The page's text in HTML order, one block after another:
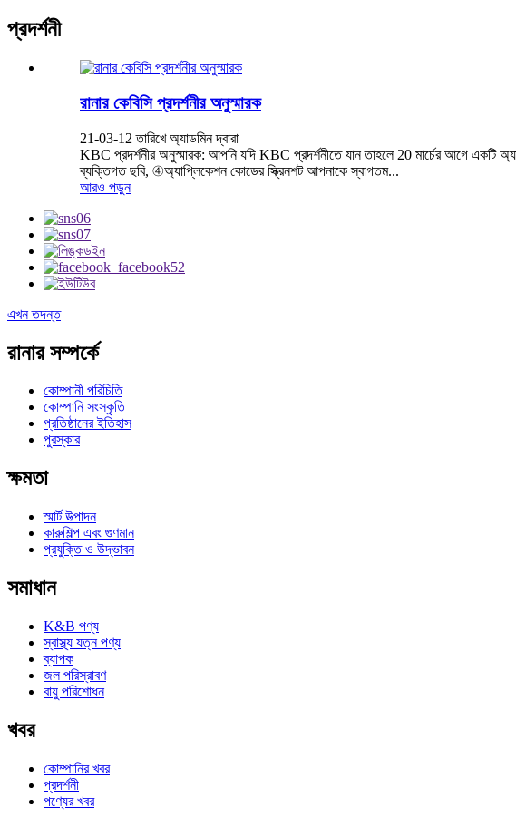
প্রদর্শনী
রানার কেবিসি প্রদর্শনীর অনুস্মারক
21-03-12 তারিখে অ্যাডমিন দ্বারা
KBC প্রদর্শনীর অনুস্মারক: আপনি যদি KBC প্রদর্শনীতে যান তাহলে 20 মার্চের আগে একটি
ব্যক্তিগত ছবি, ④অ্যাপ্লিকেশন কোডের স্ক্রিনশট আপনাকে স্বাগতম...
আরও পড়ুন
এখন তদন্ত
রানার সম্পর্কে
কোম্পানী পরিচিতি
কোম্পানি সংস্কৃতি
প্রতিষ্ঠানের ইতিহাস
পুরস্কার
ক্ষমতা
স্মার্ট উত্পাদন
কারুশিল্প এবং গুণমান
প্রযুক্তি ও উদ্ভাবন
সমাধান
K&B পণ্য
স্বাস্থ্য যত্ন পণ্য
ব্যাপক
জল পরিস্রাবণ
বায়ু পরিশোধন
খবর
কোম্পানির খবর
প্রদর্শনী
পণ্যের খবর